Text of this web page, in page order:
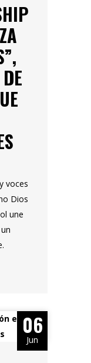
voces
Dios
une
06
Jun